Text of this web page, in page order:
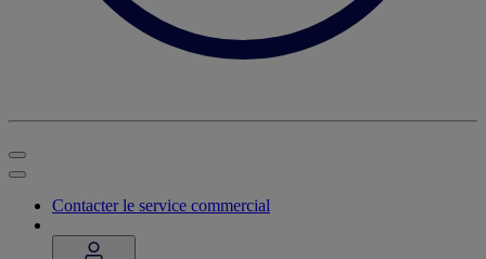
Contacter le service commercial